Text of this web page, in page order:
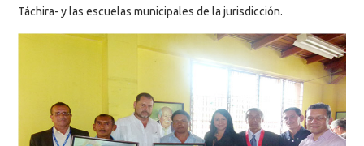
Táchira- y las escuelas municipales de la jurisdicción.